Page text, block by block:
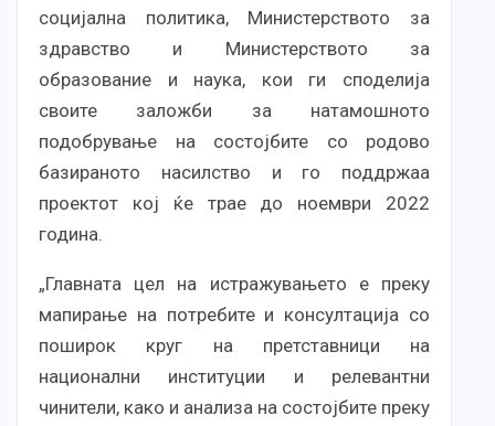
социјална политика, Министерството за
здравство и Министерството за
образование и наука, кои ги споделија
своите заложби за натамошното
подобрување на состојбите со родово
базираното насилство и го поддржаа
проектот кој ќе трае до ноември 2022
година.
„Главната цел на истражувањето е преку
мапирање на потребите и консултација со
поширок круг на претставници на
национални институции и релевантни
чинители, како и анализа на состојбите преку